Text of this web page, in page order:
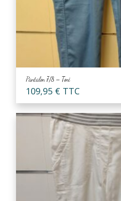
Pantalon 7/8 – Toni
109,95 € TTC